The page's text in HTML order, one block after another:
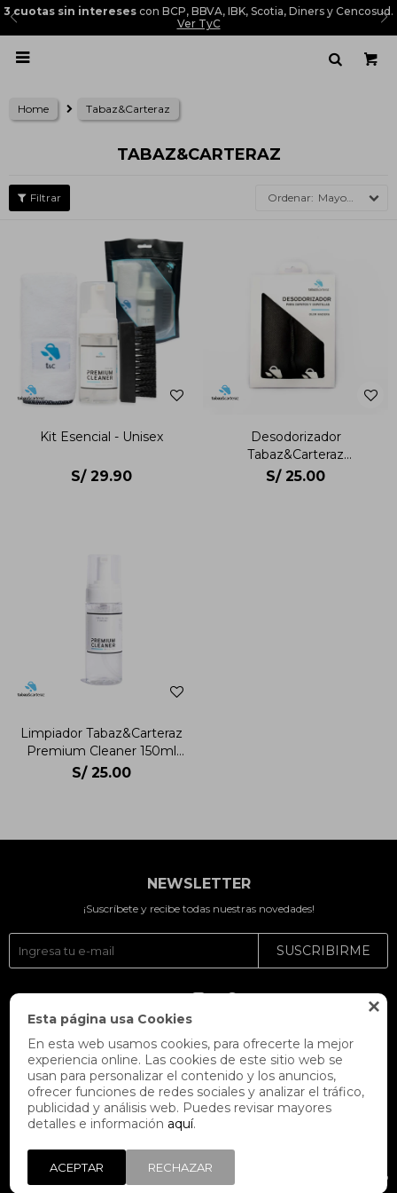

Esta página usa Cookies
En esta web usamos cookies, para ofrecerte la mejor
experiencia online. Las cookies de este sitio web se
usan para personalizar el contenido y los anuncios,
ofrecer funciones de redes sociales y analizar el tráfico,
publicidad y análisis web. Puedes revisar mayores
detalles e información aquí.
ACEPTAR RECHAZAR
3 cuotas sin intereses con BCP, BBVA, IBK, Scotia, Diners y Cencosud.
Ver TyC

Home Tabaz&Carteraz
TABAZ&CARTERAZ
Mayor precio
Kit Esencial - Unisex
S/ 29.90
Desodorizador
Tabaz&Carteraz
Desodorizador Unisex
S/ 25.00
Limpiador Tabaz&Carteraz
Premium Cleaner 150ml
Unisex
S/ 25.00
NEWSLETTER
¡Suscríbete y recibe todas nuestras novedades!
SUSCRIBIRME